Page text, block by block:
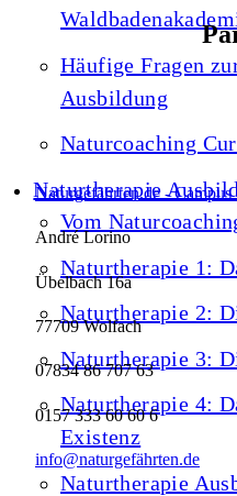
Häufige Fragen
Ausbildung
Naturcoaching
Naturtherapie
Vom
Naturtherapie 1:
Naturtherapie 2:
Naturtherapie 3:
Naturtherapie 4:
Existenz
Naturtherapie
Naturgefährten.de -
André Lorino
Übelbach 16a
77709 Wolfach
07834 86 707 63
0157 333 60 60 6
info@naturgefährten.de